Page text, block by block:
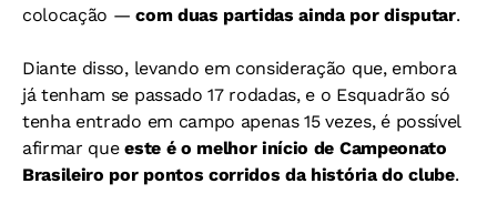
colocação —com duas partidas ainda por disputar.
Diante disso, levando em consideração que, embora
já tenham se passado 17 rodadas, e o Esquadrão só
tenha entrado em campo apenas 15 vezes, é possível
afirmar queeste é o melhor início de Campeonato
Brasileiro por pontos corridos da história do clube.